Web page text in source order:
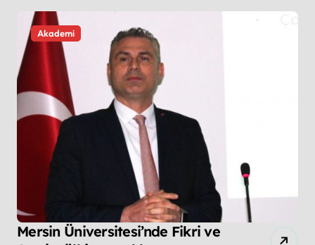
Akademi
Mersin Üniversitesi’nde Fikri ve